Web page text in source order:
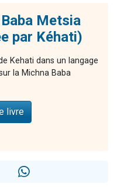
Metsia
par Kéhati)
Kehati dans un langage
la Michna Baba
livre